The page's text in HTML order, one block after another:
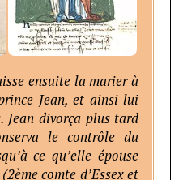
ensuite la marier à
Jean, et ainsi lui
Jean divorça plus tard
le contrôle du
ce qu’elle épouse
comte d’Essex et